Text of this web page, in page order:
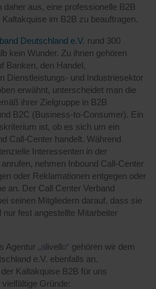
aus, eine professionelle B2B
im B2B zu beauftragen.
Deutschland e.V. rund 300
kein Wunder. Zu ihnen gehören
Banken, den Handel,
Dienstleistungs- und Industriesektor
erwähnt, unterscheidet man die
ihrer Zielgruppe in B2B
B2C (Business-to-Consumer). Ein
ist, ob es sich um ein
Call-Center handelt. Während
Interessenten in der
nehmen Inbound Call-Center
oder Reklamationen entgegen oder
an. Der Call Center Verband
seinen Mitgliedern darauf, dass sie
nur fest angestellte Mitarbeiter
Agentur „alivello“ gehören wir dem
e.V. ebenfalls an.
Kaltakquise B2B für uns
Gründe: